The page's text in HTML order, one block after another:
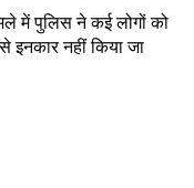
में पुलिस ने कई लोगों को
इनकार नहीं किया जा